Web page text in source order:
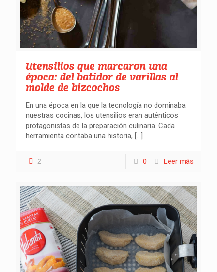
Utensilios que marcaron una
época: del batidor de varillas al
molde de bizcochos
En una época en la que la tecnología no dominaba
nuestras cocinas, los utensilios eran auténticos
protagonistas de la preparación culinaria. Cada
herramienta contaba una historia, […]
2 0 Leer más